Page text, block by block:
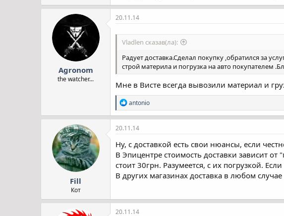
Agronom
the watcher...
20.11.14
Vladlen сказав(ла):
Радует доставка.Сделал покупку ,обратился за
строй материла и погрузка на авто покупателем
Мне в Висте всегда вывозили материал и
Р
е
а
к
і
ї
:
antonio
Fill
Кот
20.11.14
Ну, с доставкой есть свои нюансы, если
В Эпицентре стоимость доставки зависит
стоит 30грн. Разумеется, с их погрузкой.
В других магазинах доставка в любом
20.11.14